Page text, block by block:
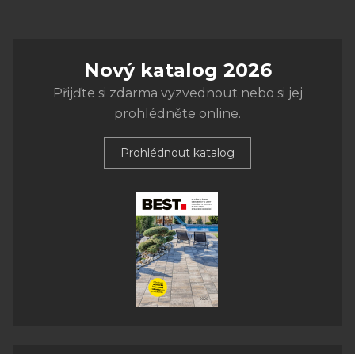
Nový katalog 2026
Přijďte si zdarma vyzvednout nebo si jej
prohlédněte online.
Prohlédnout katalog